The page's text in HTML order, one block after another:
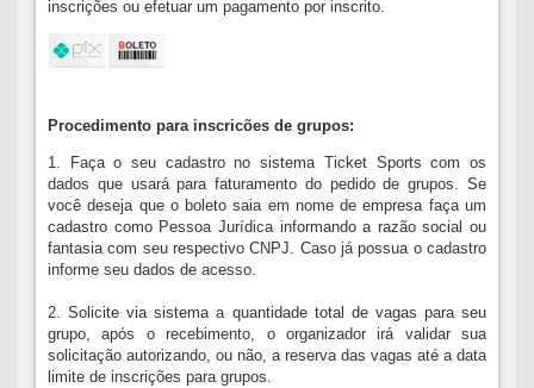
inscrições ou efetuar um pagamento por inscrito.
Procedimento para inscricões de grupos:
1. Faça o seu cadastro no sistema Ticket Sports com os
dados que usará para faturamento do pedido de grupos. Se
você deseja que o boleto saia em nome de empresa faça um
cadastro como Pessoa Jurídica informando a razão social ou
fantasia com seu respectivo CNPJ. Caso já possua o cadastro
informe seu dados de acesso.
2. Solicite via sistema a quantidade total de vagas para seu
grupo, após o recebimento, o organizador irá validar sua
solicitação autorizando, ou não, a reserva das vagas até a data
limite de inscrições para grupos.